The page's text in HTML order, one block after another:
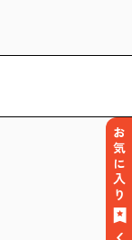
お気に入り